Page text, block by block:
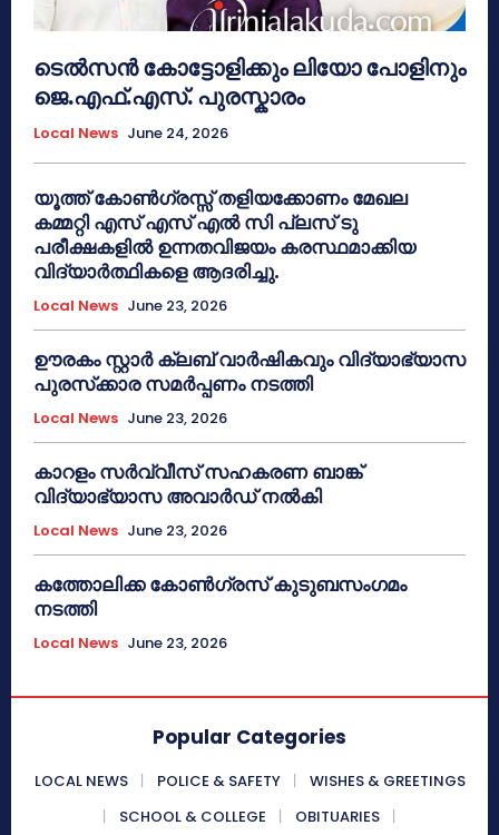
ടെൽസൻ കോട്ടോളിക്കും ലിയോ പോളിനും
ജെ.എഫ്.എസ്. പുരസ്കാരം
Local News June 24, 2026
യൂത്ത് കോൺഗ്രസ്സ് തളിയക്കോണം മേഖല
കമ്മറ്റി എസ് എസ് എൽ സി പ്ലസ് ടു
പരീക്ഷകളിൽ ഉന്നതവിജയം കരസ്ഥമാക്കിയ
വിദ്യാർത്ഥികളെ ആദരിച്ചു.
Local News June 23, 2026
ഊരകം സ്റ്റാർ ക്ലബ് വാർഷികവും വിദ്യാഭ്യാസ
പുരസ്‌ക്കാര സമർപ്പണം നടത്തി
Local News June 23, 2026
കാറളം സർവ്വീസ് സഹകരണ ബാങ്ക്
വിദ്യാഭ്യാസ അവാർഡ് നൽകി
Local News June 23, 2026
കത്തോലിക്ക കോൺഗ്രസ് കുടുബസംഗമം
നടത്തി
Local News June 23, 2026
Popular Categories
LOCAL NEWS POLICE & SAFETY
WISHES & GREETINGS
SCHOOL & COLLEGE
OBITUARIES